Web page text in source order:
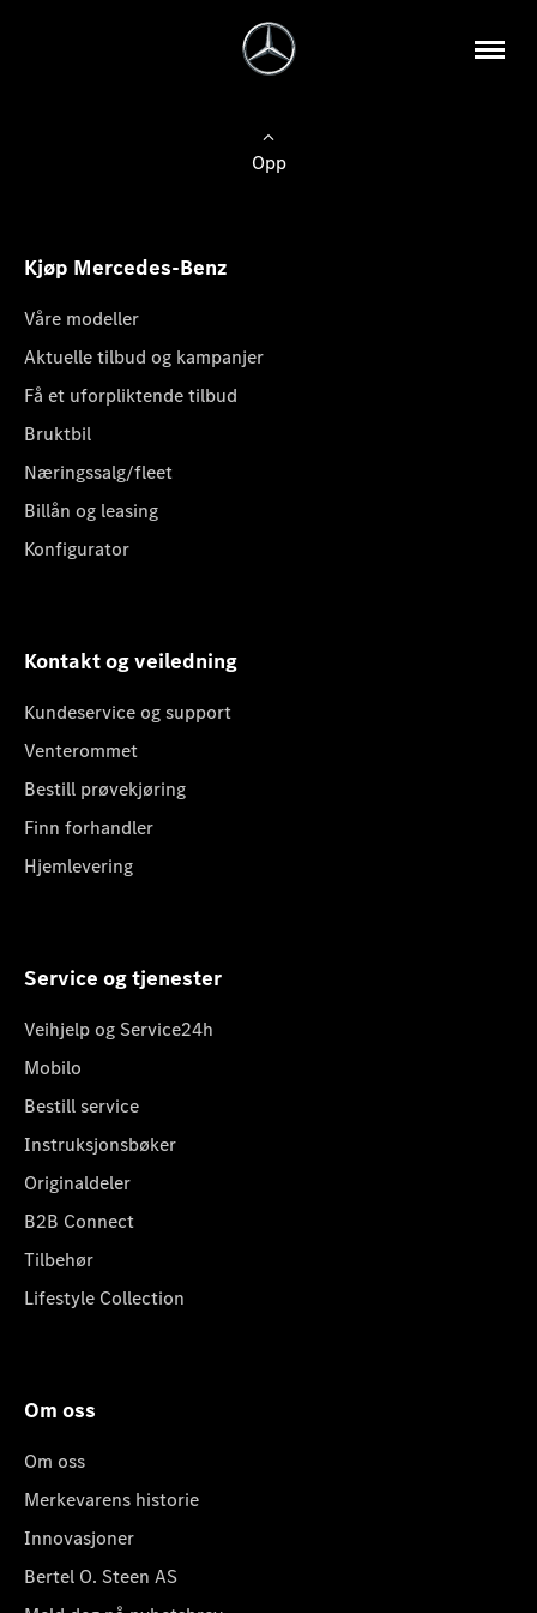
Opp
Kjøp Mercedes-Benz
Våre modeller
Aktuelle tilbud og kampanjer
Få et uforpliktende tilbud
Bruktbil
Næringssalg/fleet
Billån og leasing
Konfigurator
Kontakt og veiledning
Kundeservice og support
Venterommet
Bestill prøvekjøring
Finn forhandler
Hjemlevering
Service og tjenester
Veihjelp og Service24h
Mobilo
Bestill service
Instruksjonsbøker
Originaldeler
B2B Connect
Tilbehør
Lifestyle Collection
Om oss
Om oss
Merkevarens historie
Innovasjoner
Bertel O. Steen AS